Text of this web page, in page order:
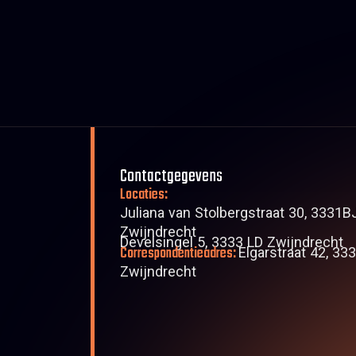
Contactgegevens
Locaties:
Juliana van Stolbergstraat 30,
Zwijndrecht
Develsingel 5, 3333 LD Zwijndrecht
Correspondentieadres:Elgarstraat 42,
Zwijndrecht